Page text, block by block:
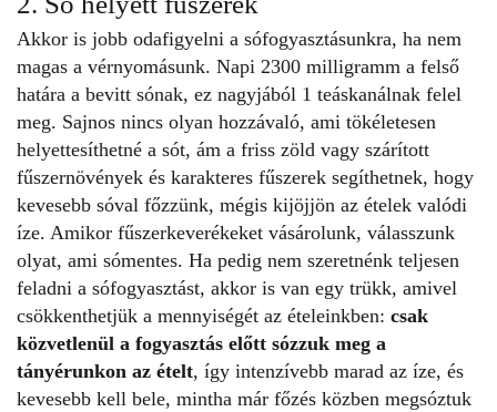
Akkor is jobb odafigyelni a sófogyasztásunkra, ha nem
magas a vérnyomásunk. Napi 2300 milligramm a felső
határa a bevitt sónak, ez nagyjából 1 teáskanálnak felel
meg. Sajnos nincs olyan hozzávaló, ami tökéletesen
helyettesíthetné a sót, ám a friss zöld vagy szárított
fűszernövények és karakteres fűszerek segíthetnek, hogy
kevesebb sóval főzzünk, mégis kijöjjön az ételek valódi
íze. Amikor fűszerkeverékeket vásárolunk, válasszunk
olyat, ami sómentes. Ha pedig nem szeretnénk teljesen
feladni a sófogyasztást, akkor is van egy trükk, amivel
csökkenthetjük a mennyiségét az ételeinkben: csak
közvetlenül a fogyasztás előtt sózzuk meg a
tányérunkon az ételt, így intenzívebb marad az íze, és
kevesebb kell bele, mintha már főzés közben megsóztuk